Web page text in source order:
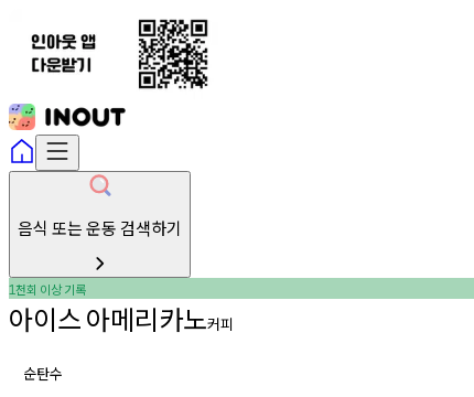
음식 또는 운동 검색하기
1천회 이상기록
아이스아메리카노커피
순탄수